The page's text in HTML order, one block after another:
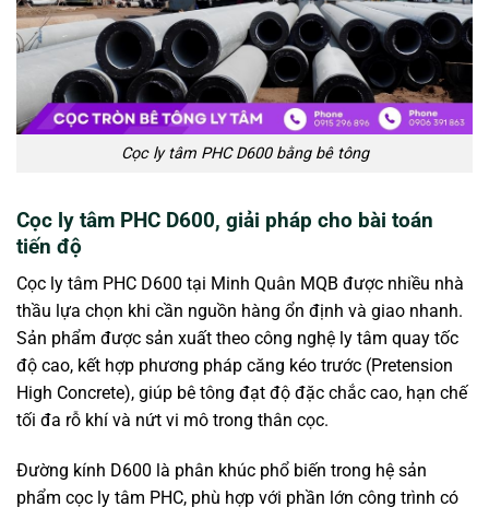
Cọc ly tâm PHC D600 bằng bê tông
Cọc ly tâm PHC D600, giải pháp cho bài toán
tiến độ
Cọc ly tâm PHC D600 tại Minh Quân MQB được nhiều nhà
thầu lựa chọn khi cần nguồn hàng ổn định và giao nhanh.
Sản phẩm được sản xuất theo công nghệ ly tâm quay tốc
độ cao, kết hợp phương pháp căng kéo trước (Pretension
High Concrete), giúp bê tông đạt độ đặc chắc cao, hạn chế
tối đa rỗ khí và nứt vi mô trong thân cọc.
Đường kính D600 là phân khúc phổ biến trong hệ sản
phẩm cọc ly tâm PHC, phù hợp với phần lớn công trình có